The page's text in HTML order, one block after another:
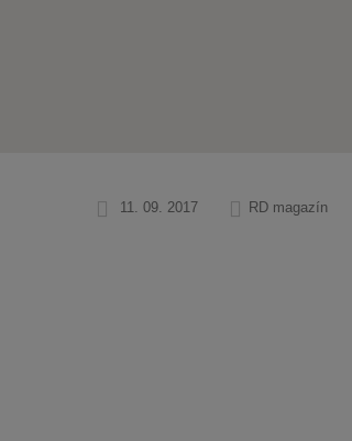
11. 09. 2017 RD magazín